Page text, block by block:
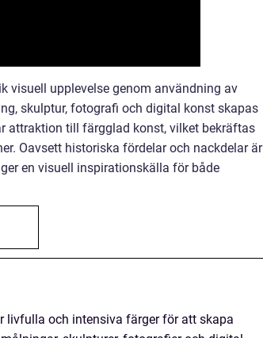
visuell upplevelse genom användning av
skulptur, fotografi och digital konst skapas
attraktion till färgglad konst, vilket bekräftas
Oavsett historiska fördelar och nackdelar är
en visuell inspirationskälla för både
livfulla och intensiva färger för att skapa